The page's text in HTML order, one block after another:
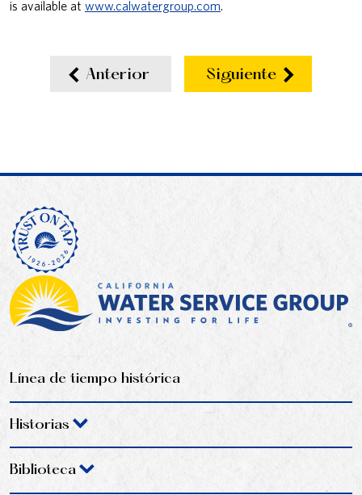
is available at www.calwatergroup.com
Anterior Siguiente
Línea de tiempo histórica
Historias
Biblioteca